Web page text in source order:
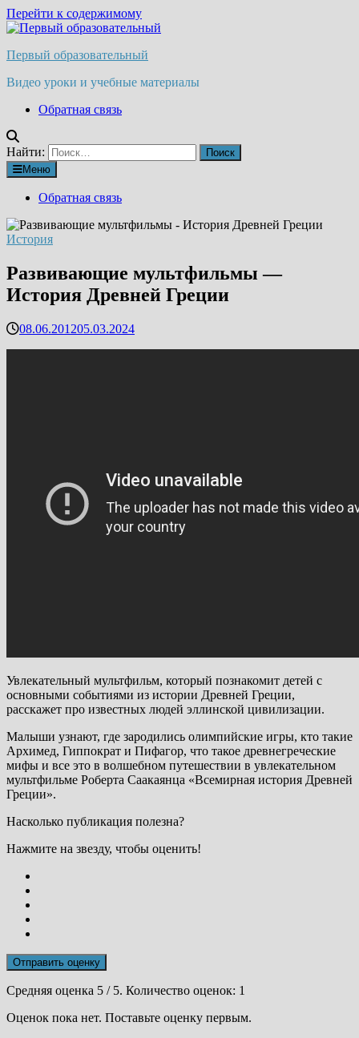
Перейти к содержимому
Первый образовательный
Видео уроки и учебные материалы
Обратная связь
Найти:
Меню
Обратная связь
История
Развивающие мультфильмы —
История Древней Греции
08.06.201205.03.2024
Увлекательный мультфильм, который познакомит детей с
основными событиями из истории Древней Греции,
расскажет про известных людей эллинской цивилизации.
Малыши узнают, где зародились олимпийские игры, кто такие
Архимед, Гиппократ и Пифагор, что такое древнегреческие
мифы и все это в волшебном путешествии в увлекательном
мультфильме Роберта Саакаянца «Всемирная история Древней
Греции».
Насколько публикация полезна?
Нажмите на звезду, чтобы оценить!
Отправить оценку
Средняя оценка 5 / 5. Количество оценок: 1
Оценок пока нет. Поставьте оценку первым.